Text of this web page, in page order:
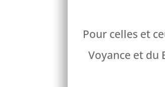
Pour celles et
Voyance et du